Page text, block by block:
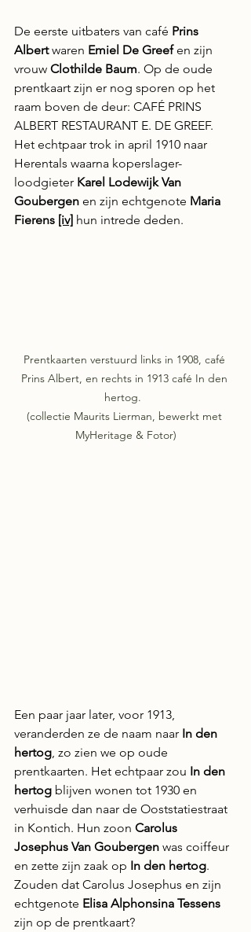
De eerste uitbaters van café Prins
Albert waren Emiel De Greef en zijn
vrouw Clothilde Baum. Op de oude
prentkaart zijn er nog sporen op het
raam boven de deur: CAFÉ PRINS
ALBERT RESTAURANT E. DE GREEF.
Het echtpaar trok in april 1910 naar
Herentals waarna koperslager-
loodgieter Karel Lodewijk Van
Goubergen en zijn echtgenote Maria
Fierens [iv] hun intrede deden.
Prentkaarten verstuurd links in 1908, café
Prins Albert, en rechts in 1913 café In den
hertog.
(collectie Maurits Lierman, bewerkt met
MyHeritage & Fotor)
Een paar jaar later, voor 1913,
veranderden ze de naam naar In den
hertog , zo zien we op oude
prentkaarten. Het echtpaar zou In den
hertog blijven wonen tot 1930 en
verhuisde dan naar de Ooststatiestraat
in Kontich. Hun zoon Carolus
Josephus Van Goubergen was coiffeur
en zette zijn zaak op In den hertog.
Zouden dat Carolus Josephus en zijn
echtgenote Elisa Alphonsina Tessens
zijn op de prentkaart?